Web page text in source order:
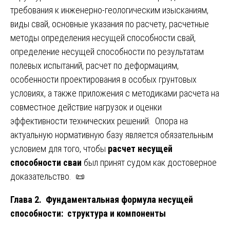
требования к инженерно-геологическим изысканиям,
виды свай, основные указания по расчету, расчетные
методы определения несущей способности свай,
определение несущей способности по результатам
полевых испытаний, расчет по деформациям,
особенности проектирования в особых грунтовых
условиях, а также приложения с методиками расчета на
совместное действие нагрузок и оценки
эффективности технических решений. Опора на
актуальную нормативную базу является обязательным
условием для того, чтобы расчет несущей
способности сваи был принят судом как достоверное
доказательство. 📜
Глава 2. Фундаментальная формула несущей
способности: структура и компоненты